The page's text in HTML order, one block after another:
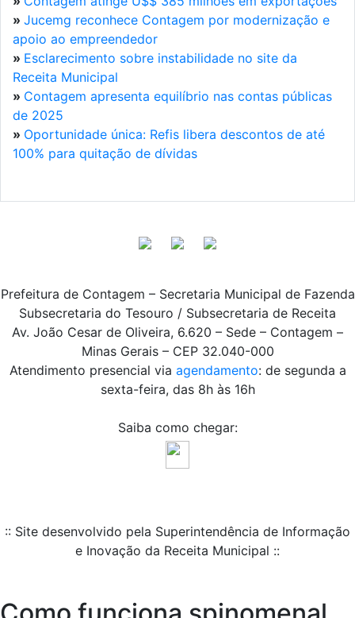
» Jucemg reconhece Contagem por modernização e
apoio ao empreendedor
» Esclarecimento sobre instabilidade no site da
Receita Municipal
» Contagem apresenta equilíbrio nas contas públicas
de 2025
» Oportunidade única: Refis libera descontos de até
100% para quitação de dívidas
Prefeitura de Contagem – Secretaria Municipal de Fazenda
Subsecretaria do Tesouro / Subsecretaria de Receita
Av. João Cesar de Oliveira, 6.620 – Sede – Contagem –
Minas Gerais – CEP 32.040-000
Atendimento presencial via agendamento: de segunda a
sexta-feira, das 8h às 16h
Saiba como chegar:
:: Site desenvolvido pela Superintendência de Informação
e Inovação da Receita Municipal ::